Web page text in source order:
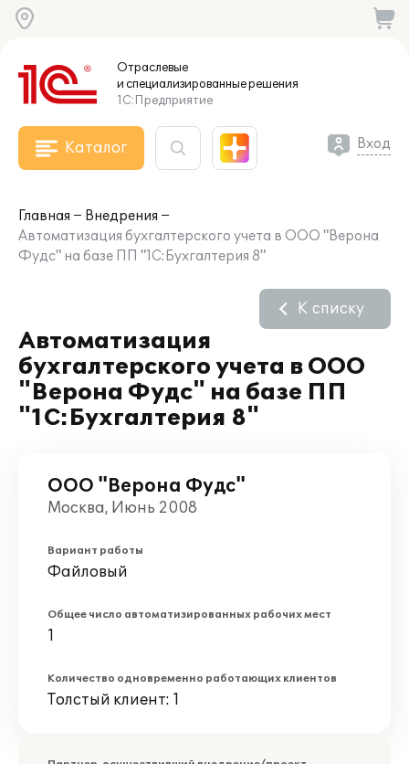
Отраслевые
и специализированныерешения
1С:Предприятие
Каталог Вход
Главная
Внедрения
Автоматизация бухгалтерского учета в ООО "Верона
Фудс" на базе ПП "1С:Бухгалтерия 8"
Автоматизация
бухгалтерского учета в ООО
"Верона Фудс" на базе ПП
"1С:Бухгалтерия 8"
К списку
ООО "Верона Фудс"
Москва, Июнь 2008
Вариант работы
Файловый
Общее число автоматизированных рабочих мест
1
Количество одновременно работающих клиентов
Толстый клиент: 1